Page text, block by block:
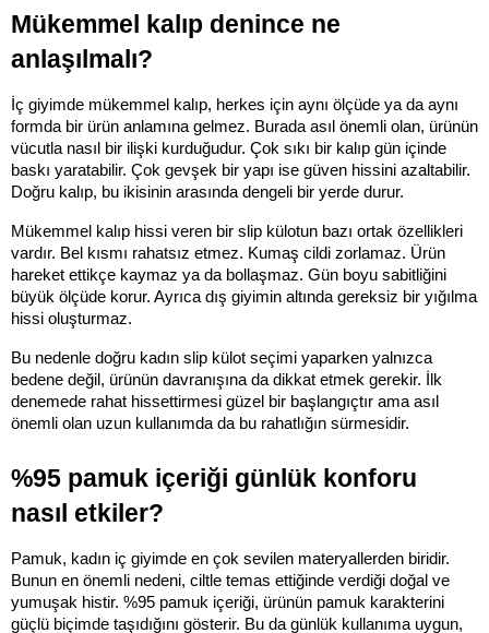
Mükemmel kalıp denince ne
anlaşılmalı?
İç giyimde mükemmel kalıp, herkes için aynı ölçüde ya da aynı
formda bir ürün anlamına gelmez. Burada asıl önemli olan, ürünün
vücutla nasıl bir ilişki kurduğudur. Çok sıkı bir kalıp gün içinde
baskı yaratabilir. Çok gevşek bir yapı ise güven hissini azaltabilir.
Doğru kalıp, bu ikisinin arasında dengeli bir yerde durur.
Mükemmel kalıp hissi veren bir slip külotun bazı ortak özellikleri
vardır. Bel kısmı rahatsız etmez. Kumaş cildi zorlamaz. Ürün
hareket ettikçe kaymaz ya da bollaşmaz. Gün boyu sabitliğini
büyük ölçüde korur. Ayrıca dış giyimin altında gereksiz bir yığılma
hissi oluşturmaz.
Bu nedenle doğru kadın slip külot seçimi yaparken yalnızca
bedene değil, ürünün davranışına da dikkat etmek gerekir. İlk
denemede rahat hissettirmesi güzel bir başlangıçtır ama asıl
önemli olan uzun kullanımda da bu rahatlığın sürmesidir.
%95 pamuk içeriği günlük konforu
nasıl etkiler?
Pamuk, kadın iç giyimde en çok sevilen materyallerden biridir.
Bunun en önemli nedeni, ciltle temas ettiğinde verdiği doğal ve
yumuşak histir. %95 pamuk içeriği, ürünün pamuk karakterini
güçlü biçimde taşıdığını gösterir. Bu da günlük kullanıma uygun,